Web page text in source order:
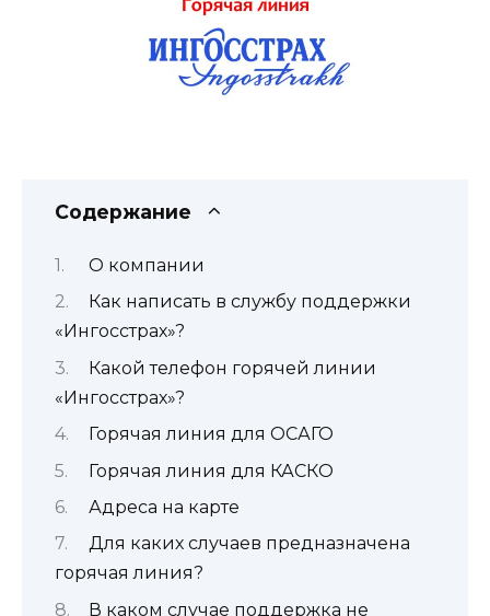
Содержание
О компании
Как написать в службу поддержки
«Ингосстрах»?
Какой телефон горячей линии
«Ингосстрах»?
Горячая линия для ОСАГО
Горячая линия для КАСКО
Адреса на карте
Для каких случаев предназначена
горячая линия?
В каком случае поддержка не